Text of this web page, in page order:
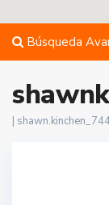
Búsqueda